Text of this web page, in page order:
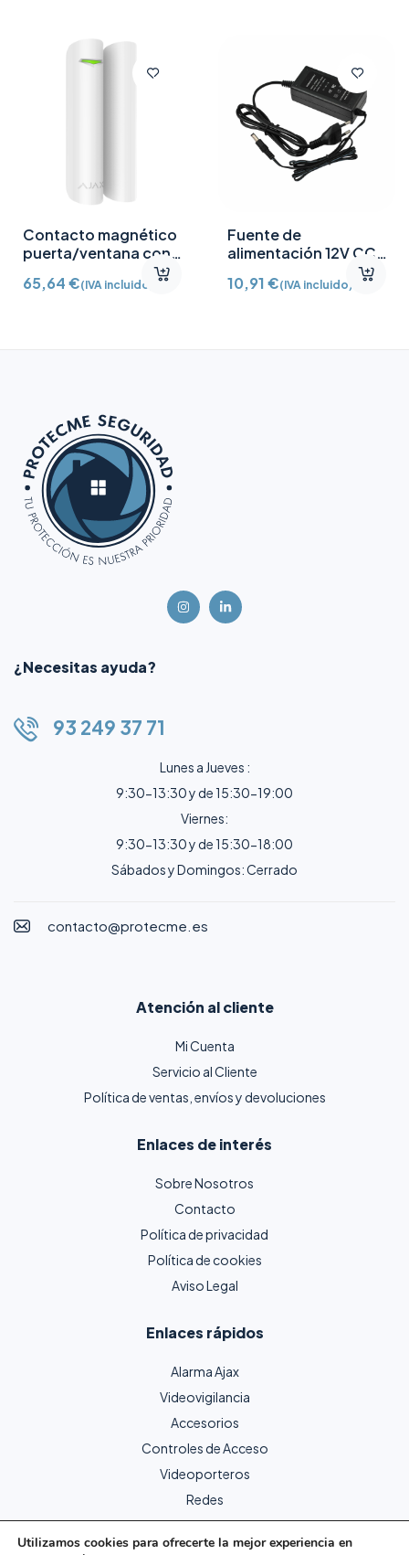
Contacto magnético
puerta/ventana con
Detector vibración e
inclinación AJ-
65,64€(IVA incluido)
Fuente de
alimentación 12V CC
10,91€(IVA incluido)
¿Necesitas ayuda?
93 249 37 71
Lunes a Jueves :
9:30-13:30 y de 15:30-19:00
Viernes:
9:30-13:30 y de 15:30-18:00
Sábados y Domingos: Cerrado
contacto@protecme.es
Atención al cliente
Mi Cuenta
Servicio al Cliente
Política de ventas, envíos y devoluciones
Enlaces de interés
Sobre Nosotros
Contacto
Política de privacidad
Política de cookies
Aviso Legal
Enlaces rápidos
Alarma Ajax
Videovigilancia
Accesorios
Controles de Acceso
Videoporteros
Redes
Utilizamos cookies para ofrecerte la mejor experiencia en